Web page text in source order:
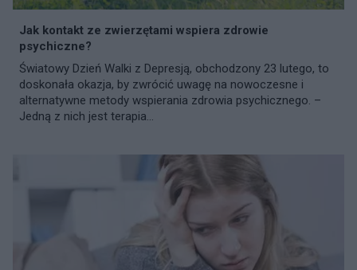
Jak kontakt ze zwierzętami wspiera zdrowie
psychiczne?
Światowy Dzień Walki z Depresją, obchodzony 23 lutego, to
doskonała okazja, by zwrócić uwagę na nowoczesne i
alternatywne metody wspierania zdrowia psychicznego. –
Jedną z nich jest terapia...